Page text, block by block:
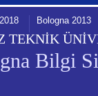
TEKNİK
Bilgi
Bologna 2013